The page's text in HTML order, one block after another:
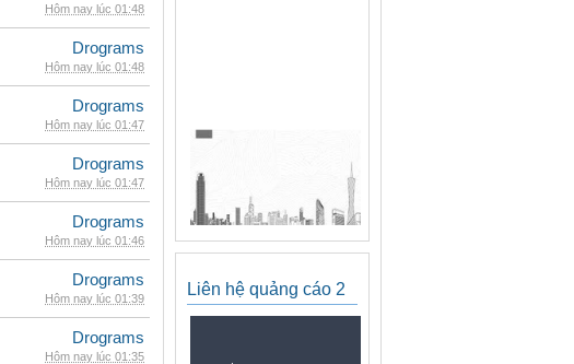
Hôm nay lúc 01:48
Drograms
Hôm nay lúc 01:48
Drograms
Hôm nay lúc 01:47
Drograms
Hôm nay lúc 01:47
Drograms
Hôm nay lúc 01:46
Drograms
Hôm nay lúc 01:39
Drograms
Hôm nay lúc 01:35
Liên hệ quảng cáo 2